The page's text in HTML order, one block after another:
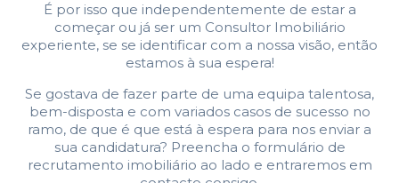
É por isso que independentemente de estar a
começar ou já ser um Consultor Imobiliário
experiente, se se identificar com a nossa visão, então
estamos à sua espera!
Se gostava de fazer parte de uma equipa talentosa,
bem-disposta e com variados casos de sucesso no
ramo, de que é que está à espera para nos enviar a
sua candidatura? Preencha o formulário de
recrutamento imobiliário ao lado e entraremos em